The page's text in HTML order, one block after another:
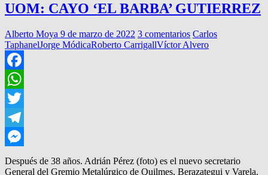
UOM: CAYO ‘EL BARBA’ GUTIERREZ
Alberto Moya 9 de marzo de 2022 3 comentarios Carlos
TaphanelJorge MódicaRoberto CarrigallVíctor Alvero
Facebook
WhatsApp
Twitter
Telegram
Messenger
Después de 38 años. Adrián Pérez (foto) es el nuevo secretario
General del Gremio Metalúrgico de Quilmes, Berazategui y Varela.